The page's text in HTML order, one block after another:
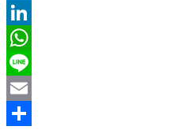
Twitter
LinkedIn
WhatsApp
Line
Email